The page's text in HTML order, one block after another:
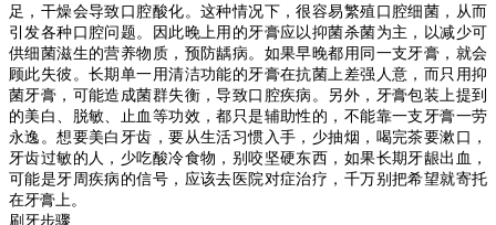
足，干燥会导致口腔酸化。这种情况下，很容易繁殖口腔细菌，从而
引发各种口腔问题。因此晚上用的牙膏应以抑菌杀菌为主，以减少可
供细菌滋生的营养物质，预防龋病。如果早晚都用同一支牙膏，就会
顾此失彼。长期单一用清洁功能的牙膏在抗菌上差强人意，而只用抑
菌牙膏，可能造成菌群失衡，导致口腔疾病。另外，牙膏包装上提到
的美白、脱敏、止血等功效，都只是辅助性的，不能靠一支牙膏一劳
永逸。想要美白牙齿，要从生活习惯入手，少抽烟，喝完茶要漱口，
牙齿过敏的人，少吃酸冷食物，别咬坚硬东西，如果长期牙龈出血，
可能是牙周疾病的信号，应该去医院对症治疗，千万别把希望就寄托
在牙膏上。
刷牙步骤